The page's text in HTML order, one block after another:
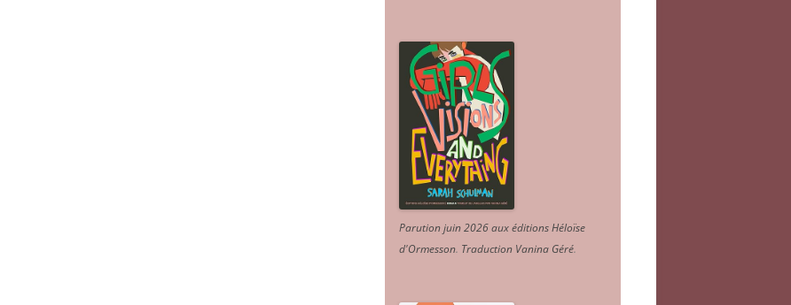
Parution juin 2026 aux éditions Héloïse
d'Ormesson. Traduction Vanina Géré.